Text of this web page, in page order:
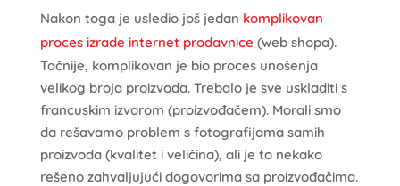
Nakon toga je usledio još jedan komplikovan
proces izrade internet prodavnice (web shopa).
Tačnije, komplikovan je bio proces unošenja
velikog broja proizvoda. Trebalo je sve uskladiti s
francuskim izvorom (proizvođačem). Morali smo
da rešavamo problem s fotografijama samih
proizvoda (kvalitet i veličina), ali je to nekako
rešeno zahvaljujući dogovorima sa proizvođačima.